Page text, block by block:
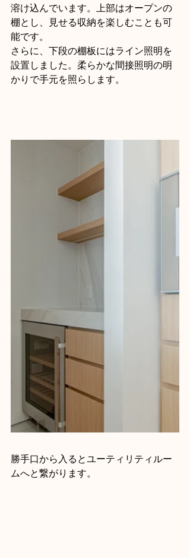
溶け込んでいます。上部はオープンの
棚とし、見せる収納を楽しむことも可
能です。
さらに、下段の棚板にはライン照明を
設置しました。柔らかな間接照明の明
かりで手元を照らします。
勝手口から入るとユーティリティルー
ムへと繋がります。